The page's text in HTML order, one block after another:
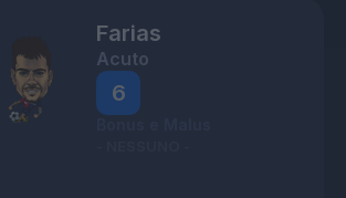
Farias
Acuto
6